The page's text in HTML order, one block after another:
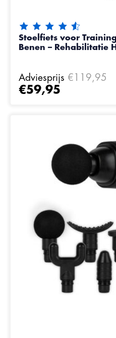
De beoordeling van dit
Stoelfiets voor
Benen – Rehabilitatie
Adviesprijs €119,95
€59,95